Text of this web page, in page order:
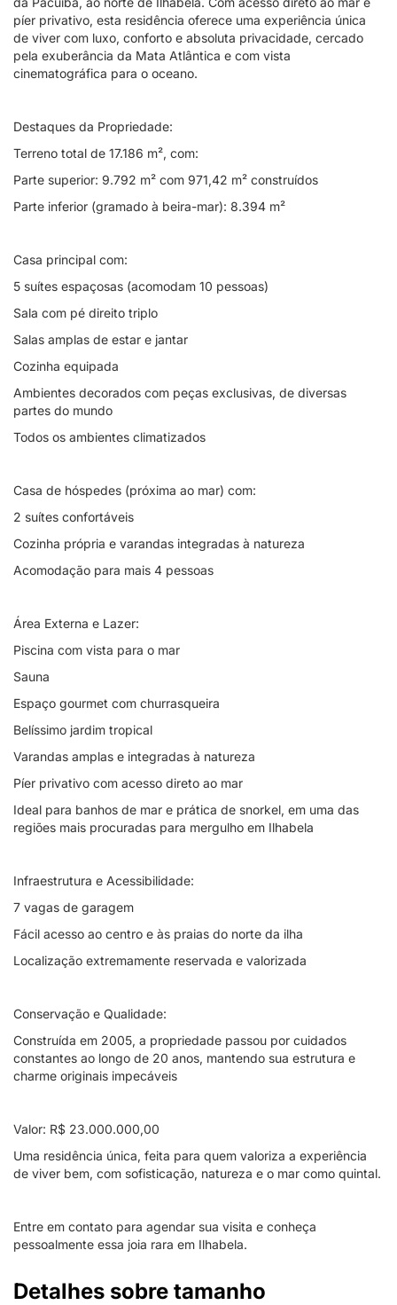
píer privativo, esta residência oferece uma experiência única
de viver com luxo, conforto e absoluta privacidade, cercado
pela exuberância da Mata Atlântica e com vista
cinematográfica para o oceano.
Destaques da Propriedade:
Terreno total de 17.186 m², com:
Parte superior: 9.792 m² com 971,42 m² construídos
Parte inferior (gramado à beira-mar): 8.394 m²
Casa principal com:
5 suítes espaçosas (acomodam 10 pessoas)
Sala com pé direito triplo
Salas amplas de estar e jantar
Cozinha equipada
Ambientes decorados com peças exclusivas, de diversas
partes do mundo
Todos os ambientes climatizados
Casa de hóspedes (próxima ao mar) com:
2 suítes confortáveis
Cozinha própria e varandas integradas à natureza
Acomodação para mais 4 pessoas
Área Externa e Lazer:
Piscina com vista para o mar
Sauna
Espaço gourmet com churrasqueira
Belíssimo jardim tropical
Varandas amplas e integradas à natureza
Píer privativo com acesso direto ao mar
Ideal para banhos de mar e prática de snorkel, em uma das
regiões mais procuradas para mergulho em Ilhabela
Infraestrutura e Acessibilidade:
7 vagas de garagem
Fácil acesso ao centro e às praias do norte da ilha
Localização extremamente reservada e valorizada
Conservação e Qualidade:
Construída em 2005, a propriedade passou por cuidados
constantes ao longo de 20 anos, mantendo sua estrutura e
charme originais impecáveis
Valor: R$ 23.000.000,00
Uma residência única, feita para quem valoriza a experiência
de viver bem, com sofisticação, natureza e o mar como quintal.
Entre em contato para agendar sua visita e conheça
pessoalmente essa joia rara em Ilhabela.
Detalhes sobre tamanho